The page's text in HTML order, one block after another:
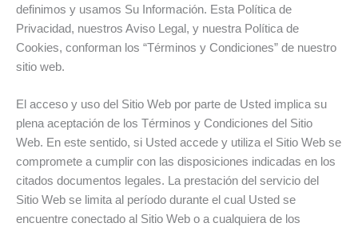
definimos y usamos Su Información. Esta Política de
Privacidad, nuestros Aviso Legal, y nuestra Política de
Cookies, conforman los “Términos y Condiciones” de nuestro
sitio web.
El acceso y uso del Sitio Web por parte de Usted implica su
plena aceptación de los Términos y Condiciones del Sitio
Web. En este sentido, si Usted accede y utiliza el Sitio Web se
compromete a cumplir con las disposiciones indicadas en los
citados documentos legales. La prestación del servicio del
Sitio Web se limita al período durante el cual Usted se
encuentre conectado al Sitio Web o a cualquiera de los